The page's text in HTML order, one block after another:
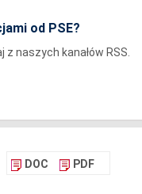
od PSE?
naszych kanałów RSS.
DOC PDF